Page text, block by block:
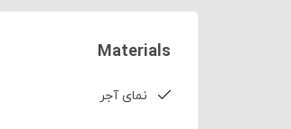
Materials
نمای آجر